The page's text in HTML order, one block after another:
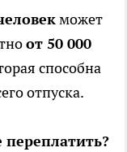
может
от 50 000
способна
отпуска.